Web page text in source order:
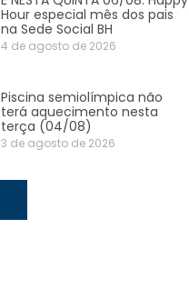
Hour especial mês dos pais
na Sede Social BH
4 de agosto de 2026
Piscina semiolímpica não
terá aquecimento nesta
terça (04/08)
3 de agosto de 2026